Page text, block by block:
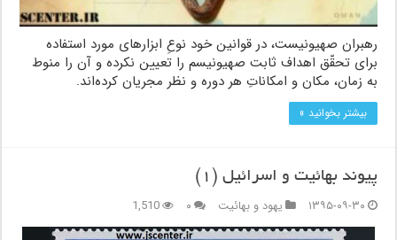
رهبران صهیونیست، در قوانین خود نوعِ ابزارهای مورد استفاده
برای تحقّق اهداف ثابت صهیونیسم را تعیین نکرده و آن را منوط
به زمان، مکان و امکاناتِ هر دوره و نظر مجریان کرده‌اند.
بیشتر بخوانید »
پیوند بهائیت و اسرائیل (۱)
۱۳۹۵-۰۹-۳۰
یهود و بهائیت ۰ 1,510